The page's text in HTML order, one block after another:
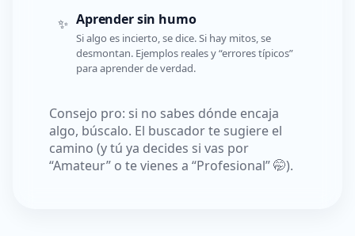
✨ Aprender sin humo
Si algo es incierto, se dice. Si hay mitos, se
desmontan. Ejemplos reales y “errores típicos”
para aprender de verdad.
Consejo pro: si no sabes dónde encaja
algo, búscalo. El buscador te sugiere el
camino (y tú ya decides si vas por
“Amateur” o te vienes a “Profesional” 🤭).